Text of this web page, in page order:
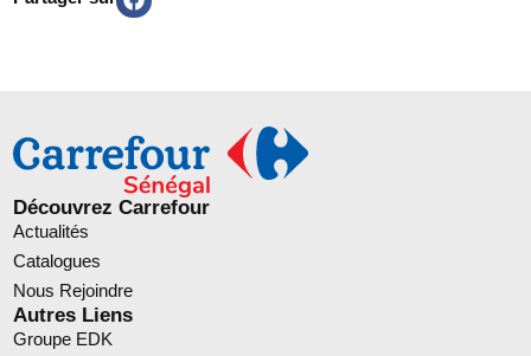
Découvrez Carrefour
Actualités
Catalogues
Nous Rejoindre
Autres Liens
Groupe EDK